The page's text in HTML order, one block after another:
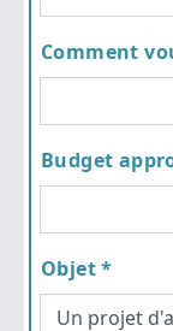
Comment
Budget
Objet *